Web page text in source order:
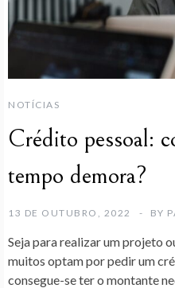
NOTÍCIAS
Crédito pessoal:
tempo demora?
13 DE OUTUBRO, 2022 BY
Seja para realizar um projeto
muitos optam por pedir um
consegue-se ter o montante